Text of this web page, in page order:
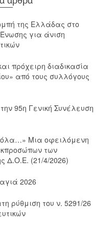
της Ελλάδας στο
για άνιση
πρόχειρη διαδικασία
από τους συλλόγους
95η Γενική Συνέλευση
όλα…» Μια οφειλόμενη
των
Δ.Ο.Ε. (21/4/2026)
2026
ρύθμιση του ν. 5291/26